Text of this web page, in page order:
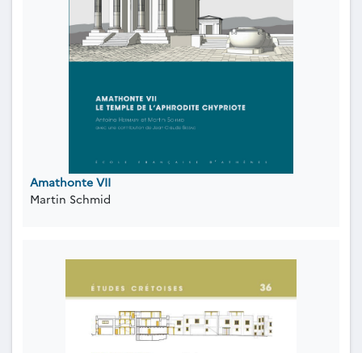
Amathonte VII
Martin Schmid